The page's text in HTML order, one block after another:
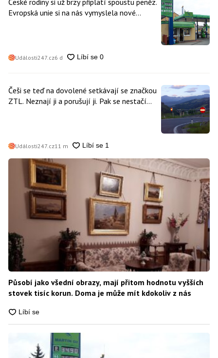
České rodiny si už brzy připlatí spoustu peněz.
Evropská unie si na nás vymyslela nové
Události247.cz6 d
Češi se teď na dovolené setkávají se značkou
ZTL. Neznají ji a porušují ji. Pak se nestačí
Události247.cz11 m
Působí jako všední obrazy, mají přitom hodnotu vyšších
stovek tisíc korun. Doma je může mít kdokoliv z nás